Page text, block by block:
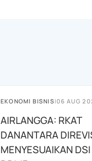
EKONOMI BISNIS|06 AUG
AIRLANGGA: RKAT
DANANTARA
MENYESUAIKAN